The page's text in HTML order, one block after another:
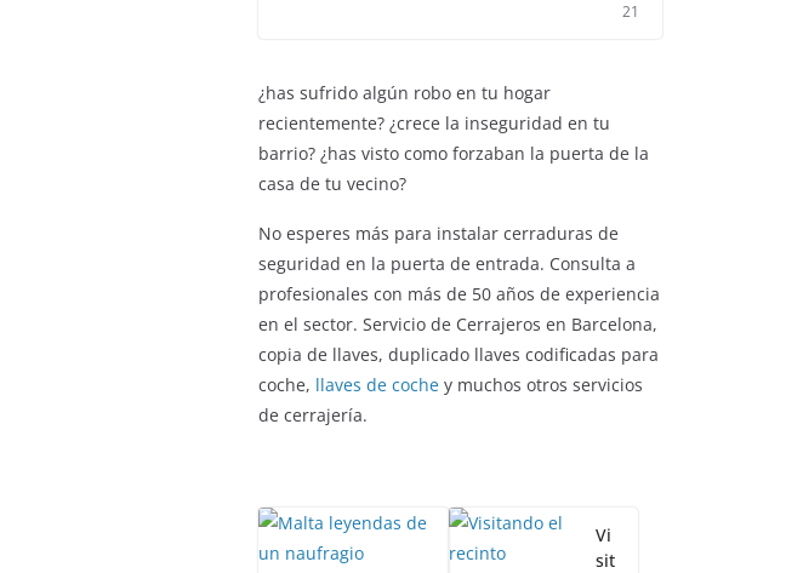
21
¿has sufrido algún robo en tu hogar
recientemente? ¿crece la inseguridad en tu
barrio? ¿has visto como forzaban la puerta de la
casa de tu vecino?
No esperes más para instalar cerraduras de
seguridad en la puerta de entrada. Consulta a
profesionales con más de 50 años de experiencia
en el sector. Servicio de Cerrajeros en Barcelona,
copia de llaves, duplicado llaves codificadas para
coche, llaves de coche y muchos otros servicios
de cerrajería.
Vi
sit